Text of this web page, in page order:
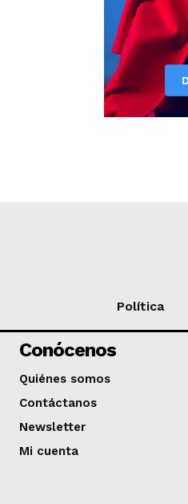
Política
Conócenos
Quiénes somos
Contáctanos
Newsletter
Mi cuenta